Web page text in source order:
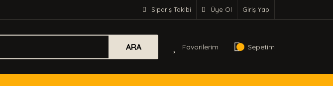
Sipariş Takibi Üye Ol Giriş Yap
ARA Favorilerim Sepetim